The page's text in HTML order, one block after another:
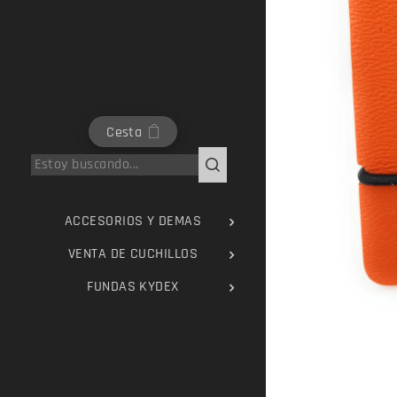
Cesta
ACCESORIOS Y DEMAS
VENTA DE CUCHILLOS
FUNDAS KYDEX